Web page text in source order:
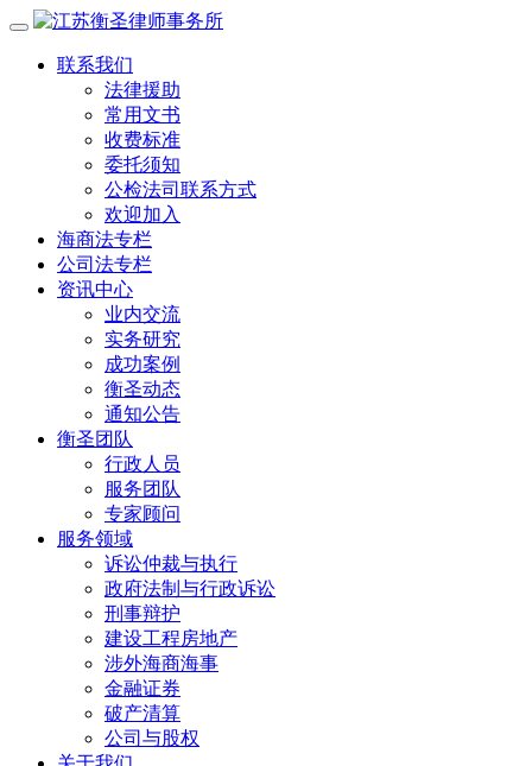
联系我们
法律援助
常用文书
收费标准
委托须知
公检法司联系方式
欢迎加入
海商法专栏
公司法专栏
资讯中心
业内交流
实务研究
成功案例
衡圣动态
通知公告
衡圣团队
行政人员
服务团队
专家顾问
服务领域
诉讼仲裁与执行
政府法制与行政诉讼
刑事辩护
建设工程房地产
涉外海商海事
金融证券
破产清算
公司与股权